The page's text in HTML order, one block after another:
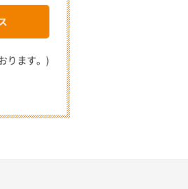
ります。)